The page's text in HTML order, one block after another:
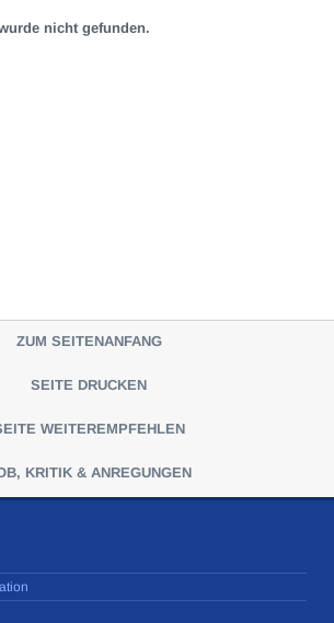
nicht gefunden.
ZUM SEITENANFANG
SEITE DRUCKEN
WEITEREMPFEHLEN
KRITIK & ANREGUNGEN